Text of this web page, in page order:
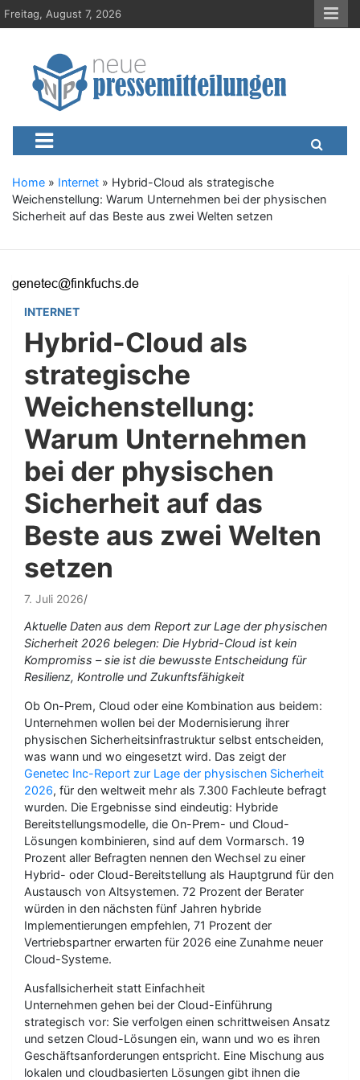
S
k
Freitag, August 7, 2026
Neue-
Presseportal, Nachrichten, News, Meldungen, Wirtschaft
Home » Internet » Hybrid-Cloud als strategische
Weichenstellung: Warum Unternehmen bei der physischen
Sicherheit auf das Beste aus zwei Welten setzen
INTERNET
Hybrid-Cloud als
strategische
Weichenstellung:
Warum Unternehmen
bei der physischen
Sicherheit auf das
Beste aus zwei Welten
setzen
7. Juli 2026
Aktuelle Daten aus dem Report zur Lage der physischen
Sicherheit 2026 belegen: Die Hybrid-Cloud ist kein
Kompromiss – sie ist die bewusste Entscheidung für
Resilienz, Kontrolle und Zukunftsfähigkeit
Ob On-Prem, Cloud oder eine Kombination aus beidem:
Unternehmen wollen bei der Modernisierung ihrer
physischen Sicherheitsinfrastruktur selbst entscheiden,
was wann und wo eingesetzt wird. Das zeigt der
Genetec Inc-Report zur Lage der physischen Sicherheit
2026, für den weltweit mehr als 7.300 Fachleute befragt
wurden. Die Ergebnisse sind eindeutig: Hybride
Bereitstellungsmodelle, die On-Prem- und Cloud-
Lösungen kombinieren, sind auf dem Vormarsch. 19
Prozent aller Befragten nennen den Wechsel zu einer
Hybrid- oder Cloud-Bereitstellung als Hauptgrund für den
Austausch von Altsystemen. 72 Prozent der Berater
würden in den nächsten fünf Jahren hybride
Implementierungen empfehlen, 71 Prozent der
Vertriebspartner erwarten für 2026 eine Zunahme neuer
Cloud-Systeme.
Ausfallsicherheit statt Einfachheit
Unternehmen gehen bei der Cloud-Einführung
strategisch vor: Sie verfolgen einen schrittweisen Ansatz
und setzen Cloud-Lösungen ein, wann und wo es ihren
Geschäftsanforderungen entspricht. Eine Mischung aus
lokalen und cloudbasierten Lösungen gibt ihnen die